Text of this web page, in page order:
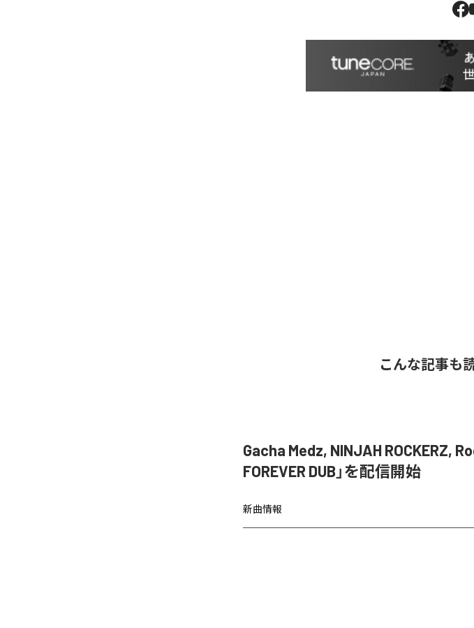
こんな記事も
Gacha Medz, NINJAH ROCKERZ,
FOREVER DUB」を配信開始
新曲情報